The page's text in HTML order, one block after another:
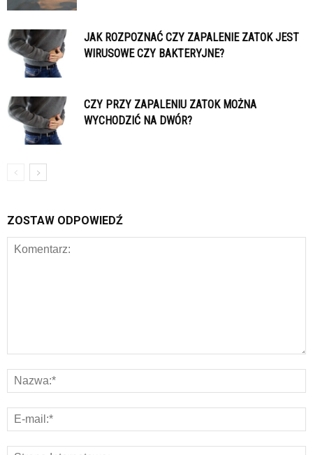
JAK ROZPOZNAĆ CZY ZAPALENIE ZATOK JEST
WIRUSOWE CZY BAKTERYJNE?
CZY PRZY ZAPALENIU ZATOK MOŻNA
WYCHODZIĆ NA DWÓR?
ZOSTAW ODPOWIEDŹ